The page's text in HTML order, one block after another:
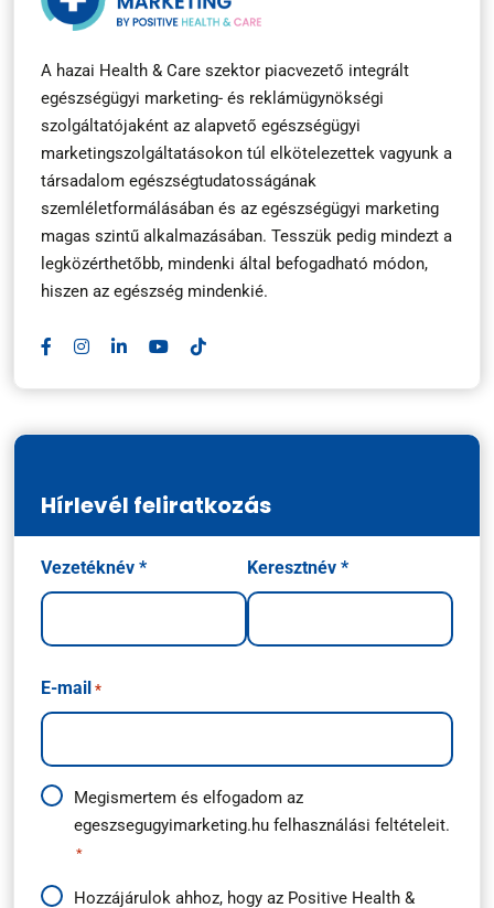
A hazai Health & Care szektor piacvezető integrált
egészségügyi marketing- és reklámügynökségi
szolgáltatójaként az alapvető egészségügyi
marketingszolgáltatásokon túl elkötelezettek vagyunk a
társadalom egészségtudatosságának
szemléletformálásában és az egészségügyi marketing
magas szintű alkalmazásában. Tesszük pedig mindezt a
legközérthetőbb, mindenki által befogadható módon,
hiszen az egészség mindenkié.
Hírlevél feliratkozás
Név
*
Vezetéknév * Keresztnév *
E-mail *
Adatkezelési
útmutató
Megismertem és elfogadom az
egeszsegugyimarketing.hu felhasználási feltételeit.
*
HírlevélHozzájárulok ahhoz, hogy az Positive Health &